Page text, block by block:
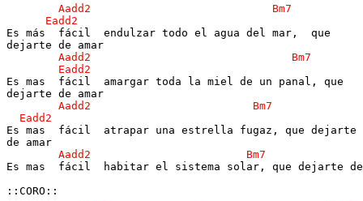
Es más  fácil  endulzar todo el agua del mar,  que
Es mas  fácil  amargar toda la miel de un panal, que
Es mas  fácil  atrapar una estrella fugaz, que dejarte
Es mas  fácil  habitar el sistema solar, que dejarte de
::CORO::